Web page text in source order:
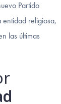
Partido
entidad religiosa,
las últimas